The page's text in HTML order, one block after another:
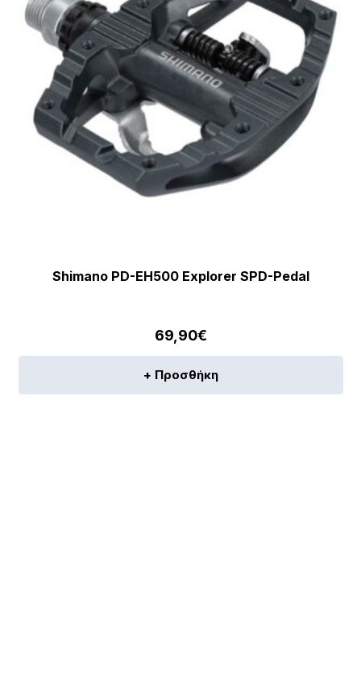
Shimano PD-EH500 Explorer SPD-Pedal
69,90€
+ Προσθήκη